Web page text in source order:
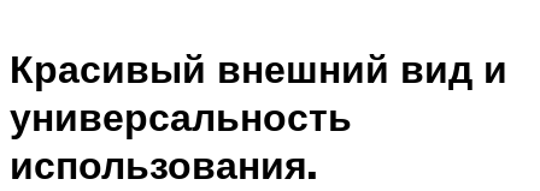
Красивый внешний вид и
универсальность
использования.